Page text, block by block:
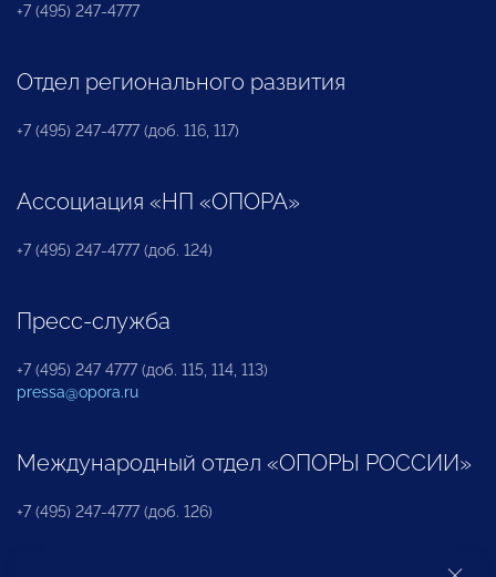
+7 (495) 247-4777
Отдел регионального развития
+7 (495) 247-4777 (доб. 116, 117)
Ассоциация «НП «ОПОРА»
+7 (495) 247-4777 (доб. 124)
Пресс-служба
+7 (495) 247 4777 (доб. 115, 114, 113)
pressa@opora.ru
Международный отдел «ОПОРЫ РОССИИ»
+7 (495) 247-4777 (доб. 126)